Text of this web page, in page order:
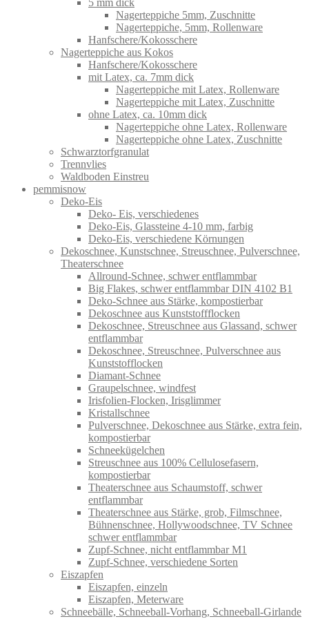
Nagerteppiche 5mm, Zuschnitte
Nagerteppiche, 5mm, Rollenware
Hanfschere/Kokosschere
Nagerteppiche aus Kokos
Hanfschere/Kokosschere
mit Latex, ca. 7mm dick
Nagerteppiche mit Latex, Rollenware
Nagerteppiche mit Latex, Zuschnitte
ohne Latex, ca. 10mm dick
Nagerteppiche ohne Latex, Rollenware
Nagerteppiche ohne Latex, Zuschnitte
Schwarztorfgranulat
Trennvlies
Waldboden Einstreu
pemmisnow
Deko-Eis
Deko- Eis, verschiedenes
Deko-Eis, Glassteine 4-10 mm, farbig
Deko-Eis, verschiedene Körnungen
Dekoschnee, Kunstschnee, Streuschnee, Pulverschnee,
Theaterschnee
Allround-Schnee, schwer entflammbar
Big Flakes, schwer entflammbar DIN 4102 B1
Deko-Schnee aus Stärke, kompostierbar
Dekoschnee aus Kunststoffflocken
Dekoschnee, Streuschnee aus Glassand, schwer
entflammbar
Dekoschnee, Streuschnee, Pulverschnee aus
Kunststofflocken
Diamant-Schnee
Graupelschnee, windfest
Irisfolien-Flocken, Irisglimmer
Kristallschnee
Pulverschnee, Dekoschnee aus Stärke, extra fein,
kompostierbar
Schneekügelchen
Streuschnee aus 100% Cellulosefasern,
kompostierbar
Theaterschnee aus Schaumstoff, schwer
entflammbar
Theaterschnee aus Stärke, grob, Filmschnee,
Bühnenschnee, Hollywoodschnee, TV Schnee
schwer entflammbar
Zupf-Schnee, nicht entflammbar M1
Zupf-Schnee, verschiedene Sorten
Eiszapfen
Eiszapfen, einzeln
Eiszapfen, Meterware
Schneebälle, Schneeball-Vorhang, Schneeball-Girlande